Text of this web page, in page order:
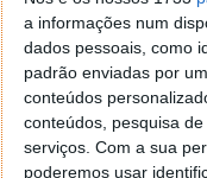
a informações num
dados pessoais, como
padrão enviadas por
conteúdos
conteúdos, pesquisa
serviços. Com a sua
poderemos usar
refeições mais
mais concorridos.
dispositivo móvel.
Já disponível em
ao iOS